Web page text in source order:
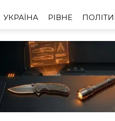
УКРАЇНА РІВНЕ